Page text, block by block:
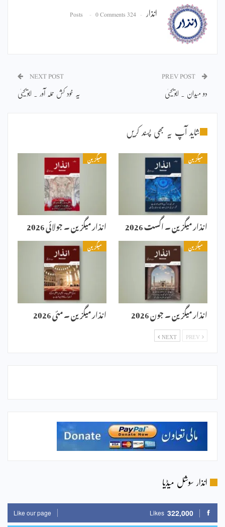
انذار 324 Posts
0 Comments
دو میدان ۔ ابویحییٰ
NEXT POST
یہ خود کش حملہ آور ۔ ابویحییٰ
شاید آپ یہ بھی پسند کریں
میگزین
انذار میگزین ۔ اگست 2026
میگزین
انذار میگزین ۔ جولائی 2026
میگزین
انذار میگزین ۔ جون 2026
میگزین
انذار میگزین ۔ مئی 2026
NEXT
انذار سوشل میڈیا
322,000
Likes
Like our page